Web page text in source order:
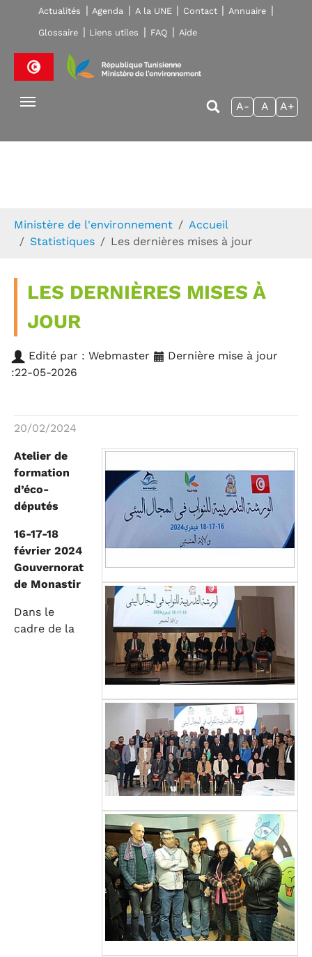
Skip to main navigation
Aller au contenu principal
Skip to page footer
Actualités Agenda A la UNE Contact Annuaire
Glossaire Liens utiles FAQ Aide
A- A A+
Ministère de l'environnement
Accueil
Statistiques
Les dernières mises à jour
LES DERNIÈRES MISES À
JOUR
Edité par : Webmaster
Dernière mise à jour
:22-05-2026
20/02/2024
Atelier de
formation
d’éco-
députés
16-17-18
février 2024
Gouvernorat
de Monastir
Dans le
cadre de la